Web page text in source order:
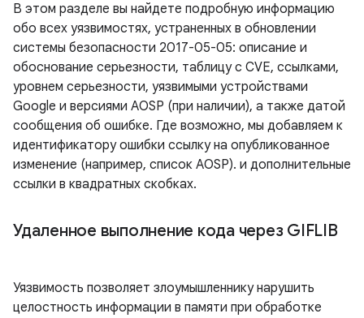
В этом разделе вы найдете подробную информацию
обо всех уязвимостях, устраненных в обновлении
системы безопасности 2017-05-05: описание и
обоснование серьезности, таблицу с CVE, ссылками,
уровнем серьезности, уязвимыми устройствами
Google и версиями AOSP (при наличии), а также датой
сообщения об ошибке. Где возможно, мы добавляем к
идентификатору ошибки ссылку на опубликованное
изменение (например, список AOSP). и дополнительные
ссылки в квадратных скобках.
Удаленное выполнение кода через GIFLIB
Уязвимость позволяет злоумышленнику нарушить
целостность информации в памяти при обработке